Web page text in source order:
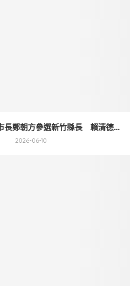
長鄭朝方參選新竹縣長 賴清德...
2026-06-10